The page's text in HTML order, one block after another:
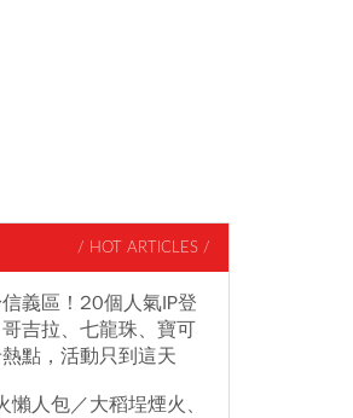
/ HOT ARTICLES /
義區！20個人氣IP登
吉拉、七龍珠、寶可
點，活動只到這天
人包／大稻埕煙火、